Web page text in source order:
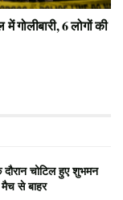
6 लोगों की
चोटिल हुए शुभमन
से बाहर